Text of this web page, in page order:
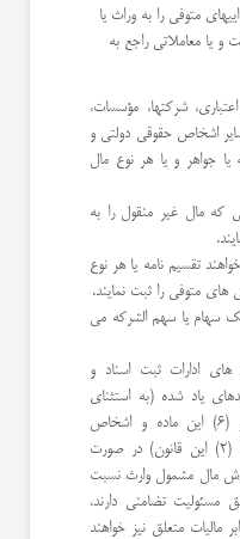
متوفی را به وراث یا
و یا معاملاتی راجع به
شرکتها، مؤسسات،
اشخاص حقوقی دولتی و
جواهر و یا هر نوع مال
که مال غیر منقول را به
تقسیم نامه یا هر نوع
های متوفی را ثبت نمایند.
سهام یا سهم الشرکه می
ادارات ثبت اسناد و
یاد شده (به استثنای
اشخاص موضوع بندهای (2) و (6) این ماده و اشخاص
موضوع بندهای (1) و (2) ماده (2) این قانون) در صورت
مال مشمول وارث نسبت
مسئوليت تضامنى دارند،
مالیات متعلق نیز خواهند